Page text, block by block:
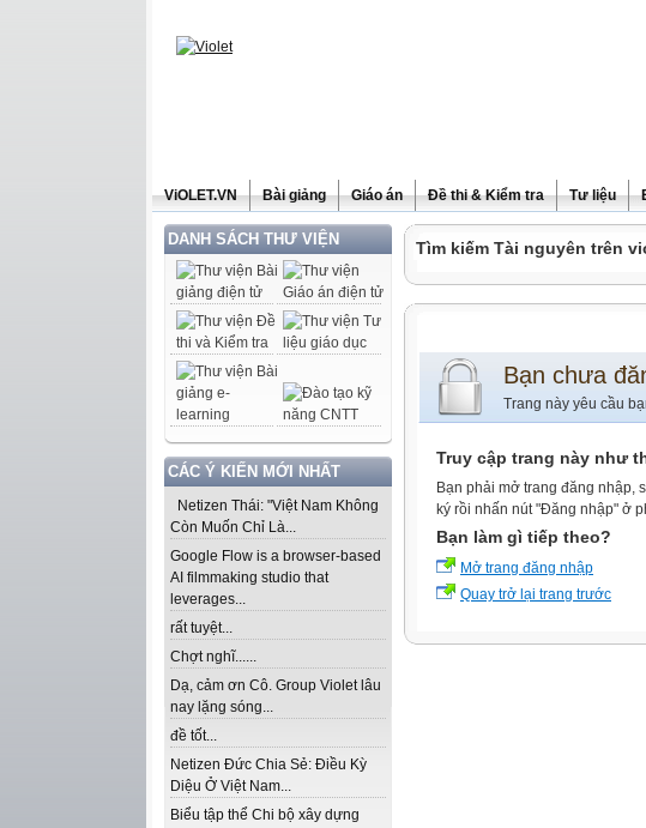
ViOLET.VN Bài giảng Giáo án Đề thi & Kiểm tra Tư liệu
DANH SÁCH THƯ VIỆN
CÁC Ý KIẾN MỚI NHẤT
Netizen Thái: "Việt Nam Không
Còn Muốn Chỉ Là...
Google Flow is a browser-based
AI filmmaking studio that
leverages...
rất tuyệt...
Chợt nghĩ......
Dạ, cảm ơn Cô. Group Violet lâu
nay lặng sóng...
đề tốt...
Netizen Đức Chia Sẻ: Điều Kỳ
Diệu Ở Việt Nam...
Biểu tập thể Chi bộ xây dựng
Tìm kiếm Tài nguyên trên
Bạn chưa
Trang này yêu cầu
Truy cập trang này như
Bạn phải mở trang đăng nhập,
ký rồi nhấn nút "Đăng nhập" ở
Bạn làm gì tiếp theo?
Mở trang đăng nhập
Quay trở lại trang trước